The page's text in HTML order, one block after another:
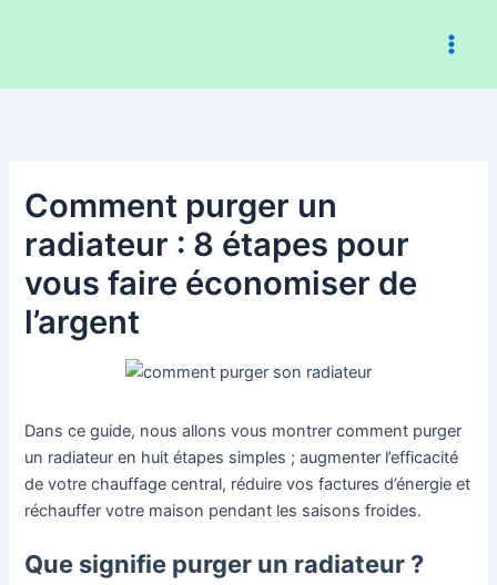
Comment purger un
radiateur : 8 étapes pour
vous faire économiser de
l’argent
Dans ce guide, nous allons vous montrer comment purger
un radiateur en huit étapes simples ; augmenter l’efficacité
de votre chauffage central, réduire vos factures d’énergie et
réchauffer votre maison pendant les saisons froides.
Que signifie purger un radiateur ?